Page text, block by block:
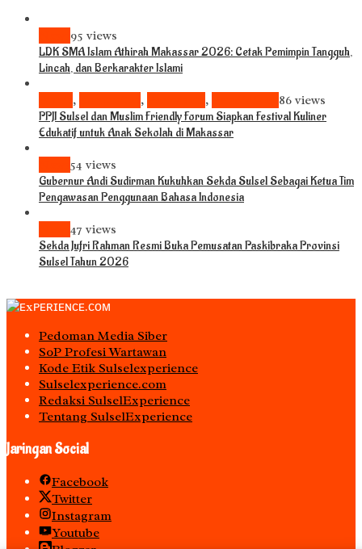
95 views
LDK SMA Islam Athirah Makassar 2026: Cetak Pemimpin Tangguh,
Lincah, dan Berkarakter Islami
, , , 86 views
PPJI Sulsel dan Muslim Friendly Forum Siapkan Festival Kuliner
Edukatif untuk Anak Sekolah di Makassar
54 views
Gubernur Andi Sudirman Kukuhkan Sekda Sulsel Sebagai Ketua Tim
Pengawasan Penggunaan Bahasa Indonesia
47 views
Sekda Jufri Rahman Resmi Buka Pemusatan Paskibraka Provinsi
Sulsel Tahun 2026
Pedoman Media Siber
S0P Profesi Wartawan
Kode Etik Sulselexperience
Sulselexperience.com
Redaksi SulselExperience
Tentang SulselExperience
Jaringan Social
Facebook
Twitter
Instagram
Youtube